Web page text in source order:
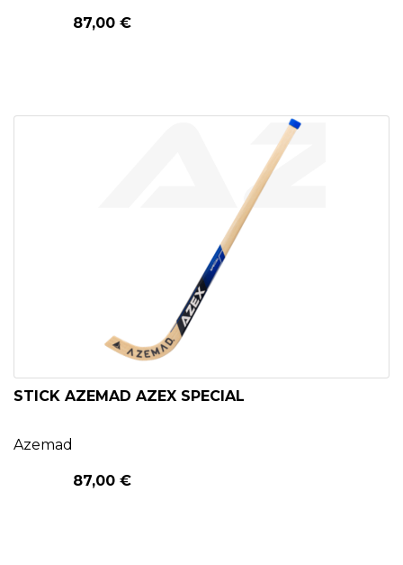
87,00 €
STICK AZEMAD AZEX SPECIAL
Azemad
87,00 €